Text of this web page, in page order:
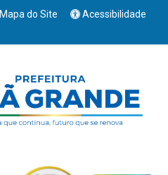
Mapa do Site
Acessibilidade